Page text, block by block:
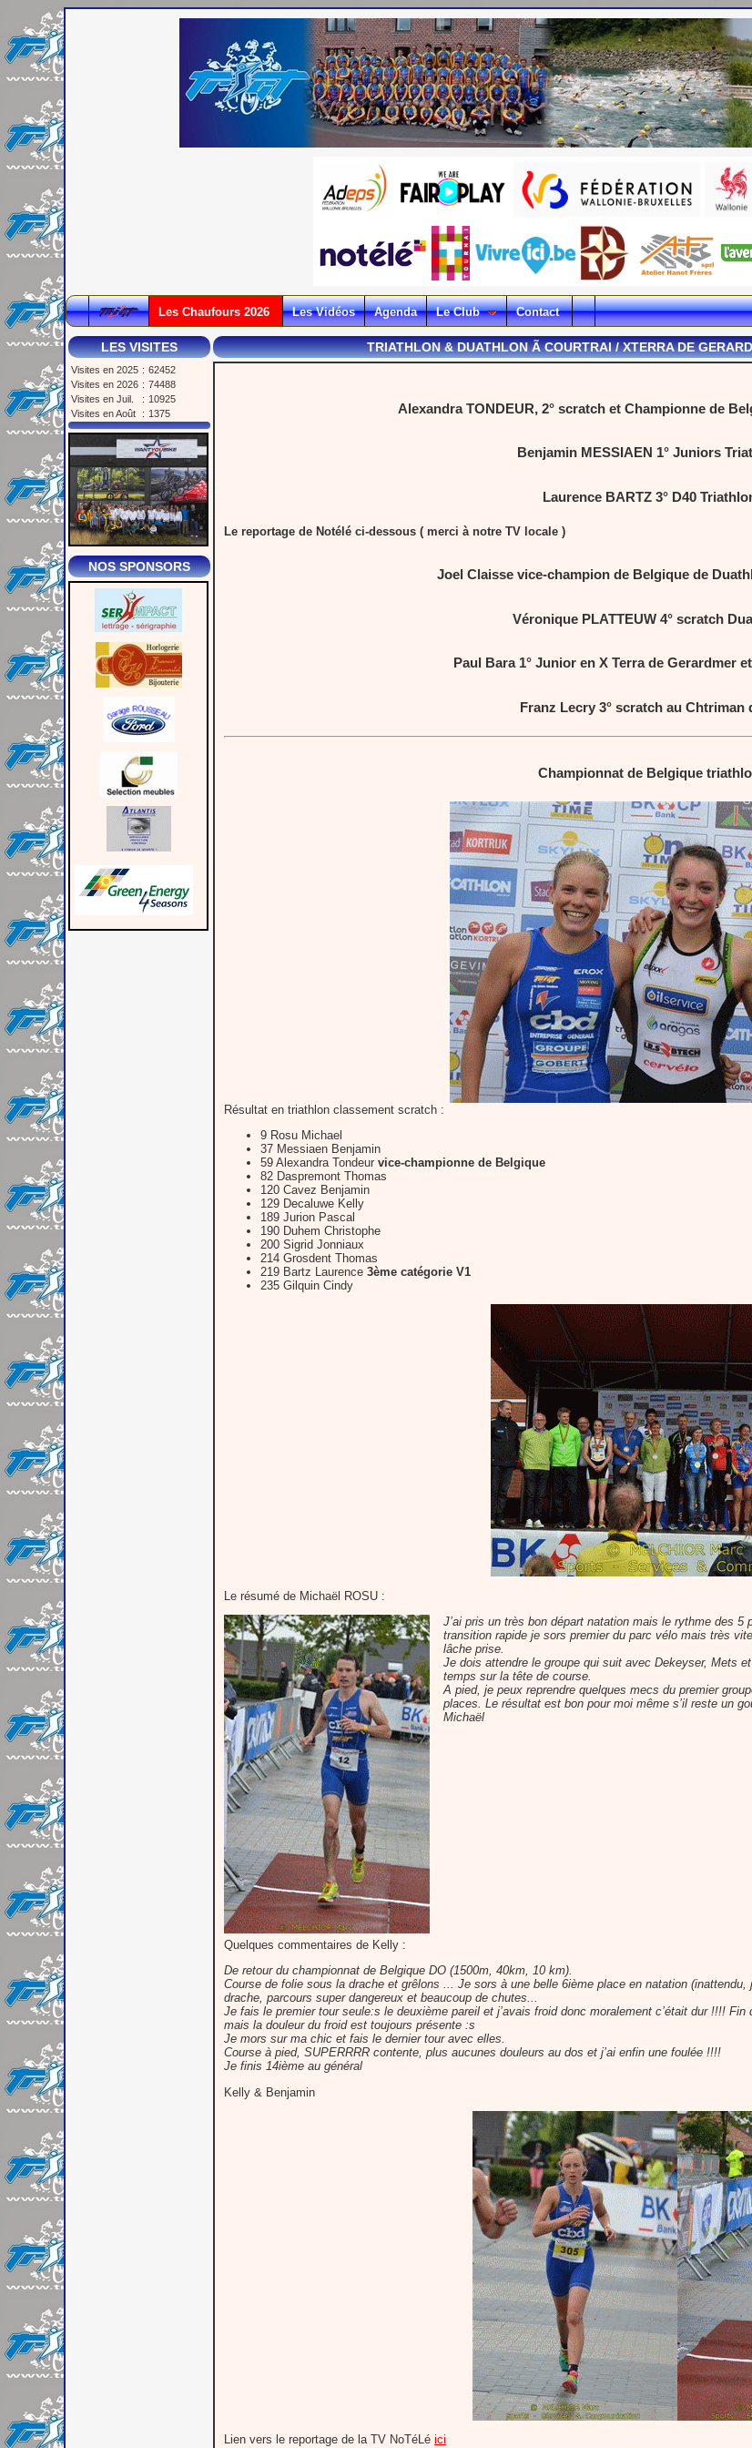
Les Chaufours 2026 Les Vidéos Agenda Le Club Contact
LES VISITES
Visites en 2025 : 62452
Visites en 2026 : 74488
Visites en Juil.
: 10925
Visites en Août
: 1375
NOS SPONSORS
TRIATHLON & DUATHLON Ã COURTRAI / XTERRA DE
Alexandra TONDEUR, 2° scratch et Championne de
Benjamin MESSIAEN 1° Juniors
Laurence BARTZ 3° D40
Le reportage de Notélé ci-dessous ( merci à notre TV locale )
Joel Claisse vice-champion de Belgique de
Véronique PLATTEUW 4° scratch
Paul Bara 1° Junior en X Terra de Gerardmer
Franz Lecry 3° scratch au Chtriman
Championnat de Belgique
Résultat en triathlon classement scratch :
9 Rosu Michael
37 Messiaen Benjamin
59 Alexandra Tondeur vice-championne de Belgique
82 Daspremont Thomas
120 Cavez Benjamin
129 Decaluwe Kelly
189 Jurion Pascal
190 Duhem Christophe
200 Sigrid Jonniaux
214 Grosdent Thomas
219 Bartz Laurence 3ème catégorie V1
235 Gilquin Cindy
Le résumé de Michaël ROSU :
J’ai pris un très bon départ natation mais le rythme des 5
transition rapide je sors premier du parc vélo mais très
lâche prise.
Je dois attendre le groupe qui suit avec Dekeyser, Mets
temps sur la tête de course.
A pied, je peux reprendre quelques mecs du premier
places. Le résultat est bon pour moi même s’il reste un
Michaël
Quelques commentaires de Kelly :
De retour du championnat de Belgique DO (1500m, 40km, 10 km).
Course de folie sous la drache et grêlons ... Je sors à une belle 6ième place en natation
drache, parcours super dangereux et beaucoup de chutes...
Je fais le premier tour seule:s le deuxième pareil et j’avais froid donc moralement c’était dur !!!!
mais la douleur du froid est toujours présente :s
Je mors sur ma chic et fais le dernier tour avec elles.
Course à pied, SUPERRRR contente, plus aucunes douleurs au dos et j’ai enfin une foulée !!!!
Je finis 14ième au général
Kelly & Benjamin
Lien vers le reportage de la TV NoTéLé ici